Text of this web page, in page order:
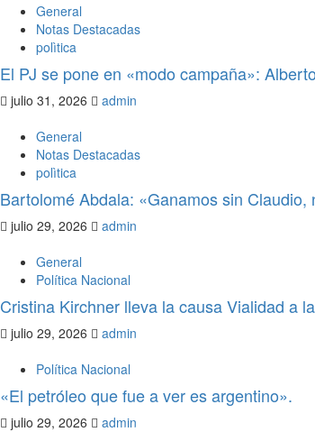
General
Notas Destacadas
polìtica
El PJ se pone en «modo campaña»:
julio 31, 2026
admin
General
Notas Destacadas
polìtica
Bartolomé Abdala: «Ganamos sin Claudio,
julio 29, 2026
admin
General
Política Nacional
Cristina Kirchner lleva la causa Vialidad a
julio 29, 2026
admin
Política Nacional
«El petróleo que fue a ver es argentino».
julio 29, 2026
admin